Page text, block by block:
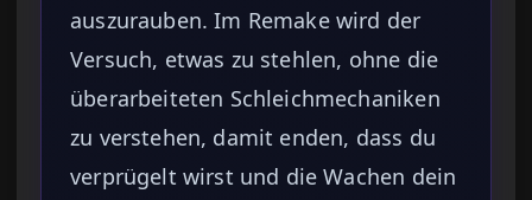
auszurauben. Im Remake wird der
Versuch, etwas zu stehlen, ohne die
überarbeiteten Schleichmechaniken
zu verstehen, damit enden, dass du
verprügelt wirst und die Wachen dein